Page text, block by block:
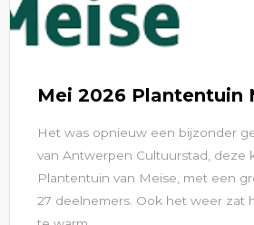
Mei 2026 Plantentuin
Het was opnieuw een bijzonder
van Antwerpen Cultuurstad, deze
Plantentuin van Meise, met een
27 deelnemers. Ook het weer zat